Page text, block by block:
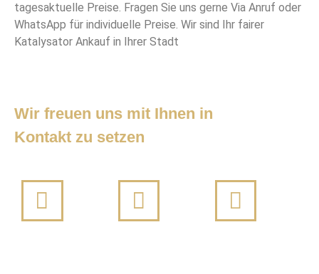
tagesaktuelle Preise. Fragen Sie uns gerne Via Anruf oder
WhatsApp für individuelle Preise. Wir sind Ihr fairer
Katalysator Ankauf in Ihrer Stadt
Wir freuen uns mit Ihnen in
Kontakt zu setzen